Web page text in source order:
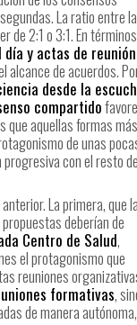
La ratio entre
de 2:1 o 3:1. En términos
día y actas de reunión
alcance de acuerdos.
desde la
compartido
que aquellas formas más
de unas
con el resto
La primera, que
deberían de
Centro de Salud,
el protagonismo que
reuniones
formativas,
de manera